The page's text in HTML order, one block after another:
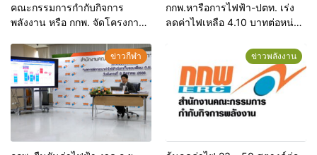
คณะกรรมการกำกับกิจการ
พลังงาน หรือ กกพ. จัดโครงการ
ดำเนินงาน แลกเปลี่ยนเรียนรู้เพื่อ
ยกระดับการกำกับกิจการพลังงาน
การมีส่วนร่วม พร้อมรับมือยุค
เปลี่ยนผ่านด้านพลังงาน ที่
จ.ขอนแก่น
กกพ.หารือการไฟฟ้า-ปตท. เร่ง
ลดค่าไฟเหลือ 4.10 บาทต่อหน่วย
ข่าวกีฬา ข่าวพลังงาน